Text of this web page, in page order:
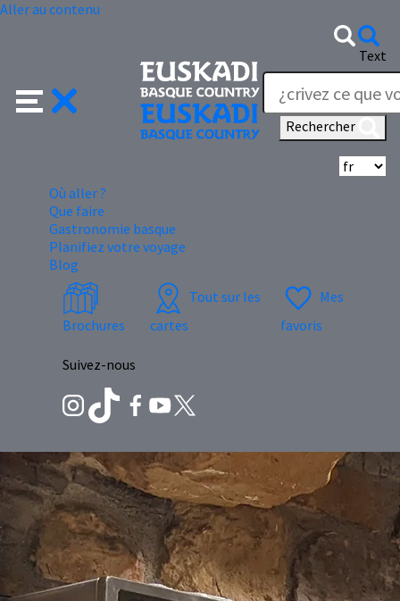
Aller au contenu
Text
Rechercher
Où aller ?
Que faire
Gastronomie basque
Planifiez votre voyage
Blog
Brochures
Tout sur les
cartes
Mes
favoris
Suivez-nous